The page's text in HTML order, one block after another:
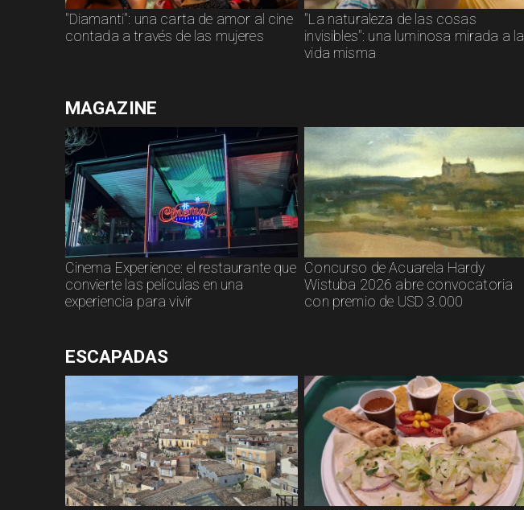
"Diamanti": una carta de amor al cine
contada a través de las mujeres
"La naturaleza de las cosas
invisibles": una luminosa mirada a la
vida misma
MAGAZINE
Cinema Experience: el restaurante que
convierte las películas en una
experiencia para vivir
Concurso de Acuarela Hardy
Wistuba 2026 abre convocatoria
con premio de USD 3.000
ESCAPADAS